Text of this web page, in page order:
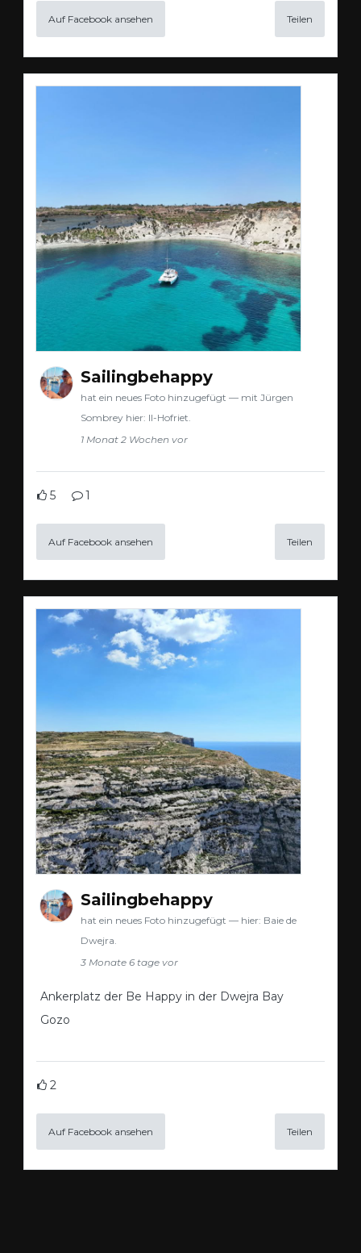
Auf Facebook ansehen Teilen
Sailingbehappy
hat ein neues Foto hinzugefügt — mit Jürgen
Sombrey hier: Il-Hofriet.
1 Monat 2 Wochen vor
5 1
Auf Facebook ansehen Teilen
Sailingbehappy
hat ein neues Foto hinzugefügt — hier: Baie de
Dwejra.
3 Monate 6 tage vor
Ankerplatz der Be Happy in der Dwejra Bay
Gozo
2
Auf Facebook ansehen Teilen